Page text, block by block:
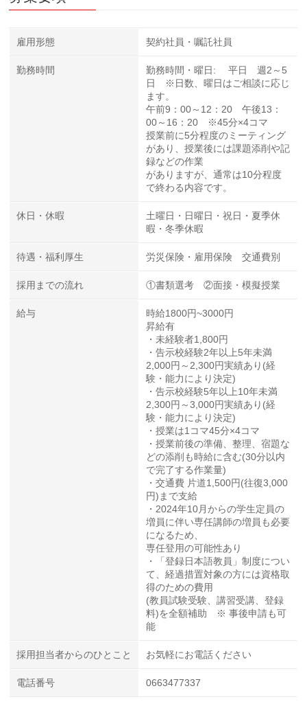
雇用形態 契約社員・嘱託社員
勤務時間
勤務時間・曜日: 平日 週2～5
日 ※日数、曜日はご相談に応じ
ます。
午前9：00～12：20 午後13：
00～16：20 ※45分×4コマ
授業前に5分程度のミーティング
があり、授業後には課題添削や記
録などの作業
がありますが、通常は10分程度
で終わる内容です。
休日・休暇
土曜日・日曜日・祝日・夏季休
暇・冬季休暇
待遇・福利厚生 労災保険・雇用保険 交通費別
採用までの流れ ①書類選考 ②面接・模擬授業
給与
時給1800円~3000円
昇給有
・未経験者1,800円
・告示校経験2年以上5年未満
2,000円～2,300円実績あり(経
験・能力により決定)
・告示校経験5年以上10年未満
2,300円～3,000円実績あり(経
験・能力により決定)
・授業は1コマ45分×4コマ
・授業前後の準備、整理、宿題な
どの添削も時給に含む(30分以内
で完了する作業量)
・交通費 片道1,500円(往復3,000
円)まで支給
・2024年10月からの学生定員の
増員に伴い専任講師の増員も必要
になるため、
専任登用の可能性あり
・「登録日本語教員」制度につい
て、経過措置対象の方には資格取
得のための費用
(教員試験受験、講習受講、登録
料)を全額補助 ※ 事後申請も可
能
採用担当者からのひとこと お気軽にお電話ください
電話番号 0663477337